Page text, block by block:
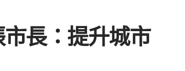
長：提升城市